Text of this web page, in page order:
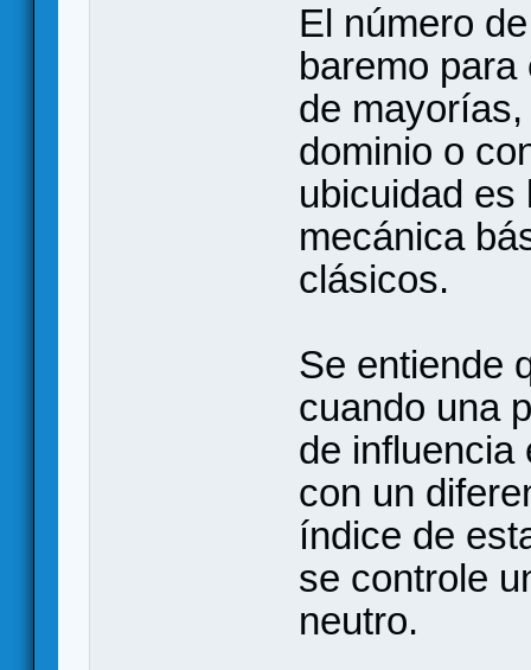
El número
baremo
de
dominio o
ubicuidad es
mecánica
clásicos.
Se entiende
cuando una
de influencia
con un
índice de
se controle
neutro.